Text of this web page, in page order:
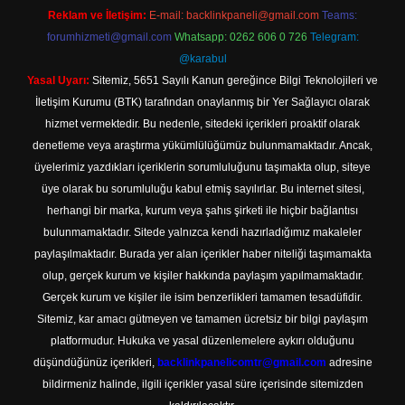
Reklam ve İletişim: E-mail: backlinkpaneli@gmail.com Teams:
forumhizmeti@gmail.com Whatsapp: 0262 606 0 726 Telegram:
@karabul
Yasal Uyarı: Sitemiz, 5651 Sayılı Kanun gereğince Bilgi Teknolojileri ve
İletişim Kurumu (BTK) tarafından onaylanmış bir Yer Sağlayıcı olarak
hizmet vermektedir. Bu nedenle, sitedeki içerikleri proaktif olarak
denetleme veya araştırma yükümlülüğümüz bulunmamaktadır. Ancak,
üyelerimiz yazdıkları içeriklerin sorumluluğunu taşımakta olup, siteye
üye olarak bu sorumluluğu kabul etmiş sayılırlar. Bu internet sitesi,
herhangi bir marka, kurum veya şahıs şirketi ile hiçbir bağlantısı
bulunmamaktadır. Sitede yalnızca kendi hazırladığımız makaleler
paylaşılmaktadır. Burada yer alan içerikler haber niteliği taşımamakta
olup, gerçek kurum ve kişiler hakkında paylaşım yapılmamaktadır.
Gerçek kurum ve kişiler ile isim benzerlikleri tamamen tesadüfidir.
Sitemiz, kar amacı gütmeyen ve tamamen ücretsiz bir bilgi paylaşım
platformudur. Hukuka ve yasal düzenlemelere aykırı olduğunu
düşündüğünüz içerikleri, backlinkpanelicomtr@gmail.com adresine
bildirmeniz halinde, ilgili içerikler yasal süre içerisinde sitemizden